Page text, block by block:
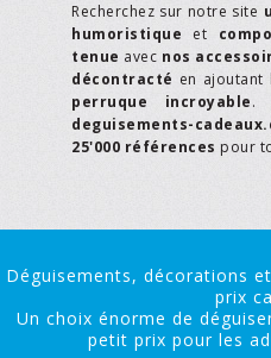
Recherchez sur notre site
humoristique et
tenue avec nos
décontracté en ajoutant
perruque incroyable.
deguisements-
25'000 références pour
Déguisements, décorations
prix
Un choix énorme de
petit prix pour les